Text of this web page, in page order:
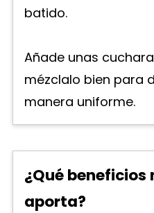
batido.
Añade unas
mézclalo bien para
manera uniforme.
¿Qué
aporta?